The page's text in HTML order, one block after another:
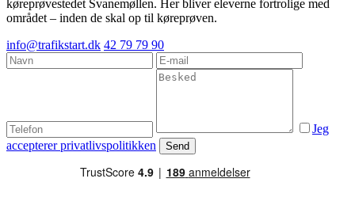
køreprøvestedet Svanemøllen. Her bliver eleverne fortrolige med
området – inden de skal op til køreprøven.
info@trafikstart.dk 42 79 79 90
Jeg
accepterer privatlivspolitikken
Send